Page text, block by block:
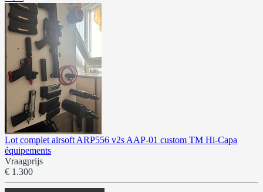
Lot complet airsoft ARP556 v2s AAP-01 custom TM Hi-Capa
équipements
Vraagprijs
€ 1.300